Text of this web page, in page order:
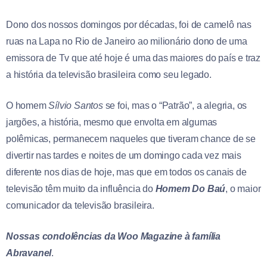
Dono dos nossos domingos por décadas, foi de camelô nas
ruas na Lapa no Rio de Janeiro ao milionário dono de uma
emissora de Tv que até hoje é uma das maiores do país e traz
a história da televisão brasileira como seu legado.
O homemSílvio Santosse foi, mas o “Patrão”, a alegria, os
jargões, a história, mesmo que envolta em algumas
polêmicas, permanecem naqueles que tiveram chance de se
divertir nas tardes e noites de um domingo cada vez mais
diferente nos dias de hoje, mas que em todos os canais de
televisão têm muito da influência do Homem Do Baú, o maior
comunicador da televisão brasileira.
Nossas condolências da Woo Magazine à família
Abravanel.